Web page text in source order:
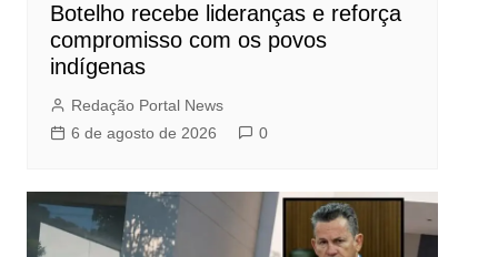
Botelho recebe lideranças e reforça
compromisso com os povos
indígenas
Redação Portal News
6 de agosto de 2026
0